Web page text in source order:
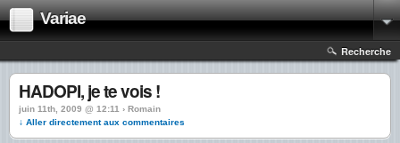
Variae
Recherche
HADOPI, je te vois !
juin 11th, 2009 @ 12:11 › Romain
↓ Aller directement aux commentaires